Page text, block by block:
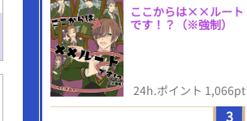
ここからは××ルート
です！？（※強制）
24h.ポイント 1,066pt
3